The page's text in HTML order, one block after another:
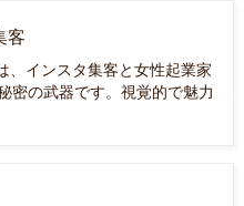
客
、インスタ集客と女性起業家
密の武器です。視覚的で魅力